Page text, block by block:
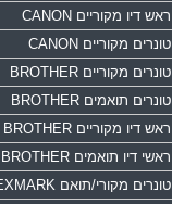
ראש דיו מקוריים CANON
טונרים מקוריים CANON
טונרים מקוריים BROTHER
טונרים תואמים BROTHER
ראש דיו מקוריים BROTHER
ראשי דיו תואמים BROTHER
טונרים מקורי/תואם LEXMARK